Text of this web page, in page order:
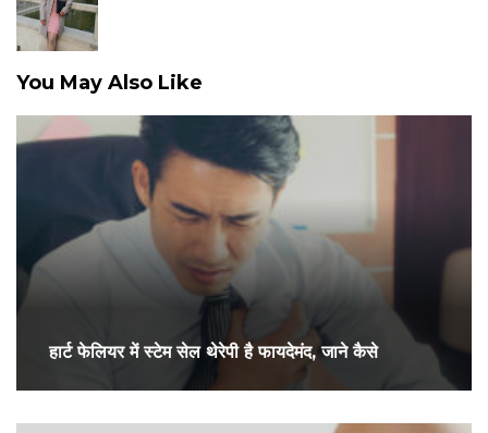
You May Also Like
हार्ट फेलियर में स्टेम सेल थेरेपी है फायदेमंद, जाने कैसे